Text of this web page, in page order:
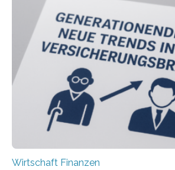
Wirtschaft Finanzen